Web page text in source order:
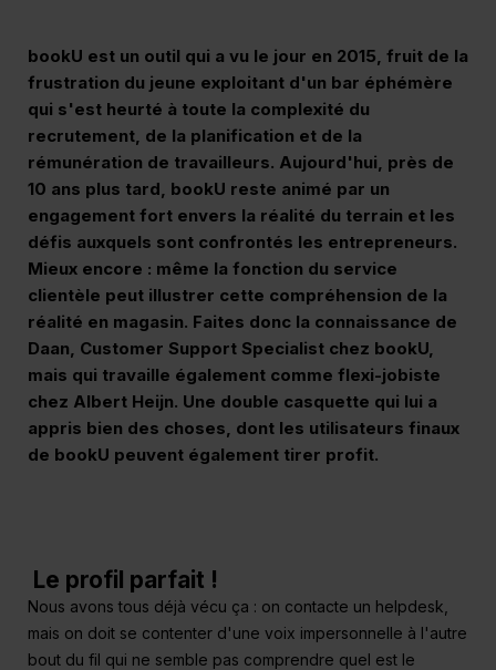
bookU est un outil qui a vu le jour en 2015, fruit de la
frustration du jeune exploitant d'un bar éphémère
qui s'est heurté à toute la complexité du
recrutement, de la planification et de la
rémunération de travailleurs. Aujourd'hui, près de
10 ans plus tard, bookU reste animé par un
engagement fort envers la réalité du terrain et les
défis auxquels sont confrontés les entrepreneurs.
Mieux encore : même la fonction du service
clientèle peut illustrer cette compréhension de la
réalité en magasin. Faites donc la connaissance de
Daan, Customer Support Specialist chez bookU,
mais qui travaille également comme flexi-jobiste
chez Albert Heijn. Une double casquette qui lui a
appris bien des choses, dont les utilisateurs finaux
de bookU peuvent également tirer profit.
Le profil parfait !
Nous avons tous déjà vécu ça : on contacte un helpdesk,
mais on doit se contenter d'une voix impersonnelle à l'autre
bout du fil qui ne semble pas comprendre quel est le